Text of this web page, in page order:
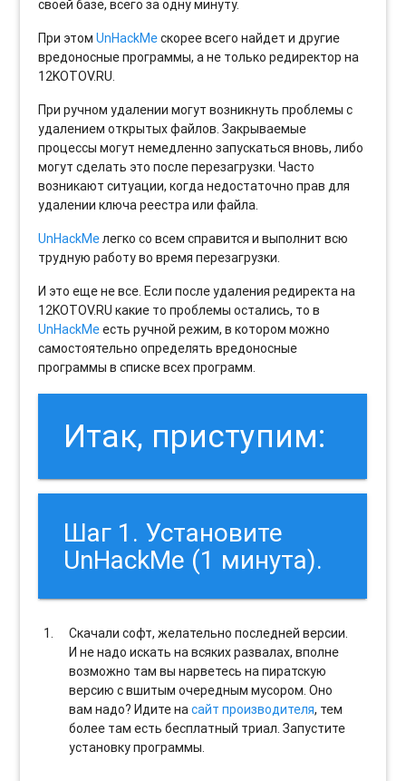
своей базе, всего за одну минуту.
При этомUnHackMeскорее всего найдет и другие
вредоносные программы, а не только редиректор на
12KOTOV.RU.
При ручном удалении могут возникнуть проблемы с
удалением открытых файлов. Закрываемые
процессы могут немедленно запускаться вновь, либо
могут сделать это после перезагрузки. Часто
возникают ситуации, когда недостаточно прав для
удалении ключа реестра или файла.
UnHackMeлегко со всем справится и выполнит всю
трудную работу во время перезагрузки.
И это еще не все. Если после удаления редиректа на
12KOTOV.RU какие то проблемы остались, то в
UnHackMeесть ручной режим, в котором можно
самостоятельно определять вредоносные
программы в списке всех программ.
Итак, приступим:
Шаг 1. Установите
UnHackMe (1 минута).
Скачали софт, желательно последней версии.
И не надо искать на всяких развалах, вполне
возможно там вы нарветесь на пиратскую
версию с вшитым очередным мусором. Оно
вам надо? Идите насайт производителя, тем
более там есть бесплатный триал. Запустите
установку программы.